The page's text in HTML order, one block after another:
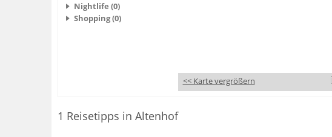
Nightlife (0)
Shopping (0)
<< Karte vergrößern
1 Reisetipps in Altenhof